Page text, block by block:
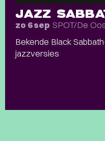
JAZZ
zo 6 sep SPOT/De
Bekende Black
jazzversies